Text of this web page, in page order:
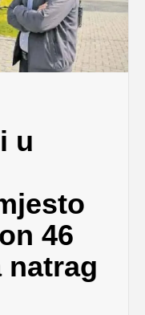
u
46
natrag